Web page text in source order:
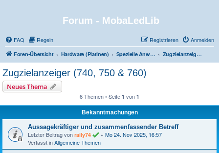
Forum - MobaLedLib
FAQ Regeln Anmelden
Registrieren
Foren-Übersicht Hardware (Platinen) Spezielle Anwendungen und Highlights Zugzielanzeiger (740, 750 & 760)
Zugzielanzeiger (740, 750 & 760)
Neues Thema
6 Themen • Seite 1 von 1
Bekanntmachungen
Aussagekräftiger und zusammenfassender Betreff
Letzter Beitrag von raily74 « Mo 24. Nov 2025, 16:57
Verfasst inAllgemeine Themen